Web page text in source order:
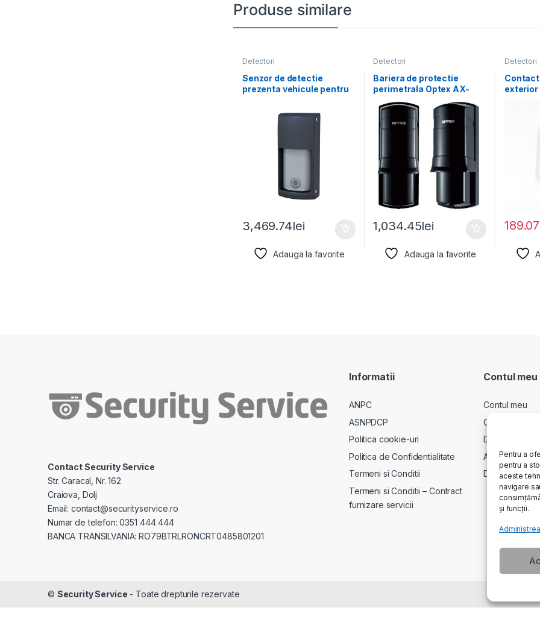
Pentru a
pentru a
aceste
navigare
și funcții.
Produse similare
Detectori
Senzor de detectie
prezenta vehicule pentru
3,469.74lei
Adauga la favorite
Detectori
Bariera de protectie
perimetrala Optex AX-
100TF(BE) cu 4 canale,
distanta
1,034.45lei
Adauga la favorite
Detectori
exterior
189.07
Contact Security Service
Str. Caracal, Nr. 162
Craiova, Dolj
Email: contact@securityservice.ro
Numar de telefon: 0351 444 444
BANCA TRANSILVANIA: RO79BTRLRONCRT0485801201
Informatii
ANPC
ASNPDCP
Politica cookie-uri
Politica de Confidentialitate
Termeni si Conditii
Termeni si Conditii – Contract
furnizare servicii
Contul meu
Contul meu
Comenzi
Descarcari
Adrese
Detalii cont
© Security Service - Toate drepturile rezervate